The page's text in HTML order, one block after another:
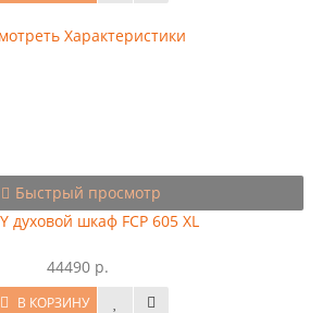
Характеристики
Быстрый просмотр
духовой шкаф FСP 605 XL
44490 р.
В КОРЗИНУ